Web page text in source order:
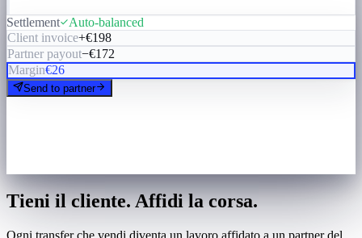
Settlement
Auto-balanced
Client invoice+€198
Partner payout−€172
Margin€26
Send to partner
Tieni il cliente. Affidi la corsa.
Ogni transfer che vendi diventa un lavoro affidato a un partner del